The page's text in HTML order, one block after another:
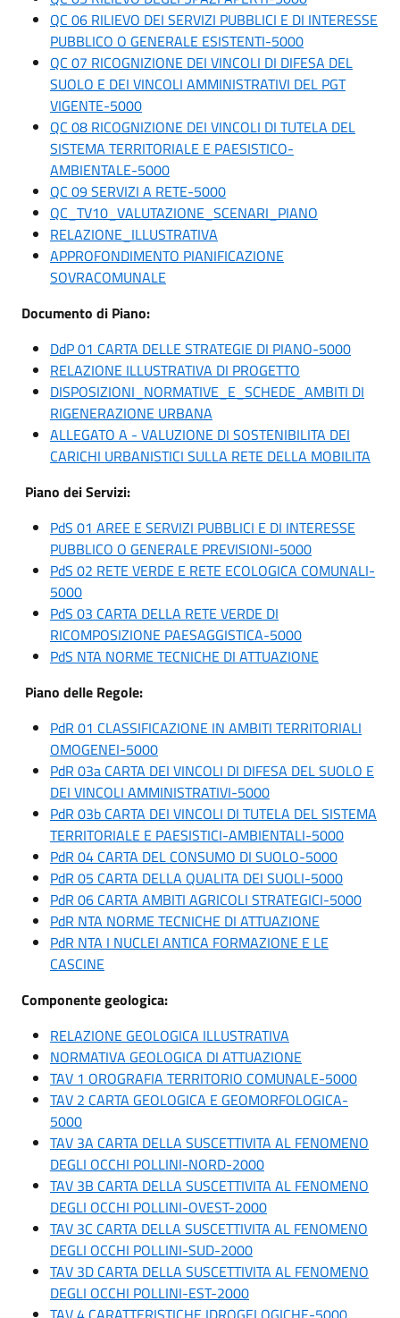
QC 06 RILIEVO DEI SERVIZI PUBBLICI E DI INTERESSE
PUBBLICO O GENERALE ESISTENTI-5000
QC 07 RICOGNIZIONE DEI VINCOLI DI DIFESA DEL
SUOLO E DEI VINCOLI AMMINISTRATIVI DEL PGT
VIGENTE-5000
QC 08 RICOGNIZIONE DEI VINCOLI DI TUTELA DEL
SISTEMA TERRITORIALE E PAESISTICO-
AMBIENTALE-5000
QC 09 SERVIZI A RETE-5000
QC_TV10_VALUTAZIONE_SCENARI_PIANO
RELAZIONE_ILLUSTRATIVA
APPROFONDIMENTO PIANIFICAZIONE
SOVRACOMUNALE
Documento di Piano:
DdP 01 CARTA DELLE STRATEGIE DI PIANO-5000
RELAZIONE ILLUSTRATIVA DI PROGETTO
DISPOSIZIONI_NORMATIVE_E_SCHEDE_AMBITI DI
RIGENERAZIONE URBANA
ALLEGATO A - VALUZIONE DI SOSTENIBILITA DEI
CARICHI URBANISTICI SULLA RETE DELLA MOBILITA
Piano dei Servizi:
PdS 01 AREE E SERVIZI PUBBLICI E DI INTERESSE
PUBBLICO O GENERALE PREVISIONI-5000
PdS 02 RETE VERDE E RETE ECOLOGICA COMUNALI-
5000
PdS 03 CARTA DELLA RETE VERDE DI
RICOMPOSIZIONE PAESAGGISTICA-5000
PdS NTA NORME TECNICHE DI ATTUAZIONE
Piano delle Regole:
PdR 01 CLASSIFICAZIONE IN AMBITI TERRITORIALI
OMOGENEI-5000
PdR 03a CARTA DEI VINCOLI DI DIFESA DEL SUOLO E
DEI VINCOLI AMMINISTRATIVI-5000
PdR 03b CARTA DEI VINCOLI DI TUTELA DEL SISTEMA
TERRITORIALE E PAESISTICI-AMBIENTALI-5000
PdR 04 CARTA DEL CONSUMO DI SUOLO-5000
PdR 05 CARTA DELLA QUALITA DEI SUOLI-5000
PdR 06 CARTA AMBITI AGRICOLI STRATEGICI-5000
PdR NTA NORME TECNICHE DI ATTUAZIONE
PdR NTA I NUCLEI ANTICA FORMAZIONE E LE
CASCINE
Componente geologica:
RELAZIONE GEOLOGICA ILLUSTRATIVA
NORMATIVA GEOLOGICA DI ATTUAZIONE
TAV 1 OROGRAFIA TERRITORIO COMUNALE-5000
TAV 2 CARTA GEOLOGICA E GEOMORFOLOGICA-
5000
TAV 3A CARTA DELLA SUSCETTIVITA AL FENOMENO
DEGLI OCCHI POLLINI-NORD-2000
TAV 3B CARTA DELLA SUSCETTIVITA AL FENOMENO
DEGLI OCCHI POLLINI-OVEST-2000
TAV 3C CARTA DELLA SUSCETTIVITA AL FENOMENO
DEGLI OCCHI POLLINI-SUD-2000
TAV 3D CARTA DELLA SUSCETTIVITA AL FENOMENO
DEGLI OCCHI POLLINI-EST-2000